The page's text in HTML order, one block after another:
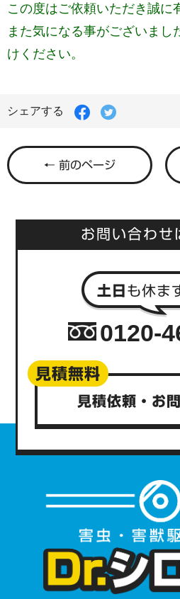
この度はご依頼いただき誠に
また気になる事がございまし
けください。
シェアする
Facebook
ェ
ア
る
Twitter
ェ
る
← 前のページ
お問い合わせ
0120-
見積無料
見積依頼・お